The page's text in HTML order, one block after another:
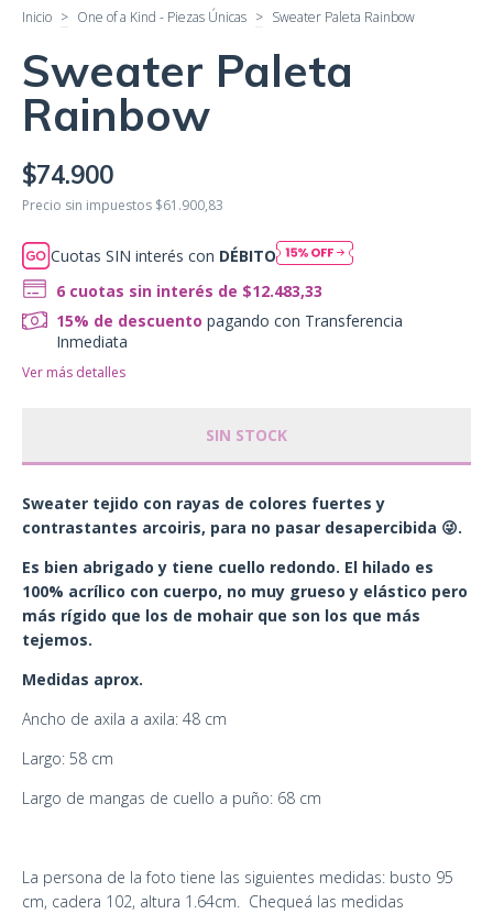
Inicio > One of a Kind - Piezas Únicas > Sweater Paleta Rainbow
Sweater Paleta
Rainbow
$74.900
Precio sin impuestos $61.900,83
Cuotas SIN interés con DÉBITO
6 cuotas sin interés de $12.483,33
15% de descuento pagando con Transferencia
Inmediata
Ver más detalles
Sweater tejido con rayas de colores fuertes y
contrastantes arcoiris, para no pasar desapercibida 😜.
Es bien abrigado y tiene cuello redondo. El hilado es
100% acrílico con cuerpo, no muy grueso y elástico pero
más rígido que los de mohair que son los que más
tejemos.
Medidas aprox.
Ancho de axila a axila: 48 cm
Largo: 58 cm
Largo de mangas de cuello a puño: 68 cm
La persona de la foto tiene las siguientes medidas: busto 95
cm, cadera 102, altura 1.64cm. Chequeá las medidas